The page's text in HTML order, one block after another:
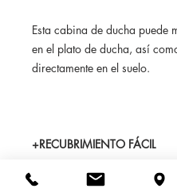
Esta cabina de ducha puede
en el plato de ducha, así
directamente en el suelo.
+RECUBRIMIENTO FÁCIL
El revestimiento protector de